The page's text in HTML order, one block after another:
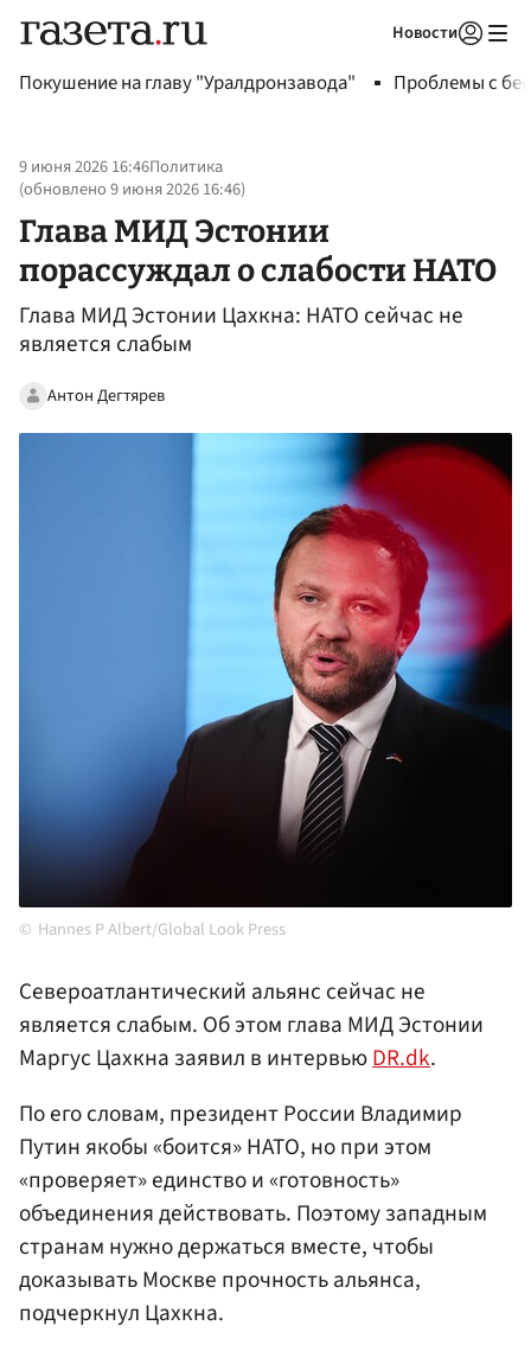
Новости
Покушение на главу "Уралдронзавода" Проблемы с
9 июня 2026 16:46Политика
(обновлено9 июня 2026 16:46)
Глава МИД Эстонии
порассуждал о слабости НАТО
Глава МИД Эстонии Цахкна: НАТО сейчас не
является слабым
Антон Дегтярев
Hannes P Albert/Global Look Press
Североатлантический альянс сейчас не
является слабым. Об этом глава МИД Эстонии
Маргус Цахкна заявил в интервьюDR.dk.
По его словам, президент России Владимир
Путин якобы «боится» НАТО, но при этом
«проверяет» единство и «готовность»
объединения действовать. Поэтому западным
странам нужно держаться вместе, чтобы
доказывать Москве прочность альянса,
подчеркнул Цахкна.